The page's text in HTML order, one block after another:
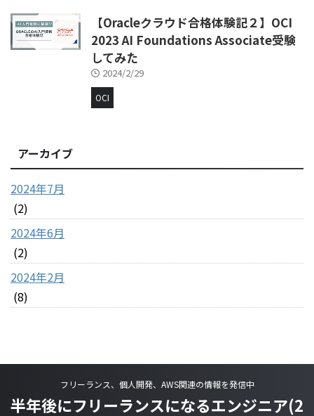
【Oracleクラウド合格体験記２】OCI
2023 AI Foundations Associate受験
してみた
2024/2/29
OCI
アーカイブ
2024年7月
(2)
2024年6月
(2)
2024年2月
(8)
フリーランス、個人開発、AWS関連の情報を発信中
半年後にフリーランスになるエンジニア(2